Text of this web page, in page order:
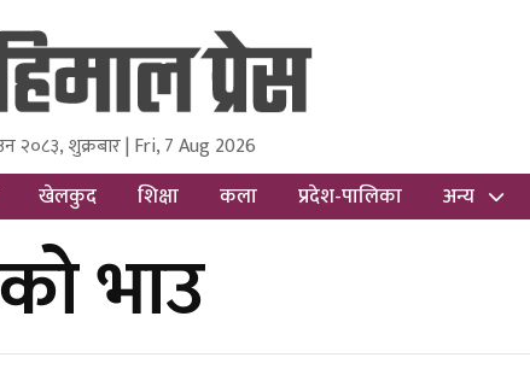
Media and Research Pvt Ltd.
२०८३, शुक्रबार | Fri, 7 Aug 2026
खेलकुद शिक्षा कला प्रदेश-पालिका अन्य
भाउ